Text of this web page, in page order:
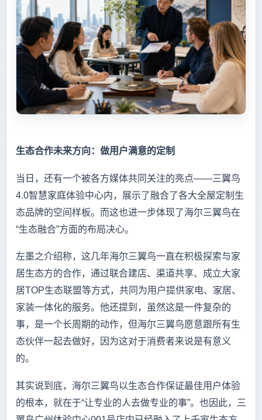
生态合作未来方向：做用户满意的定制
当日，还有一个被各方媒体共同关注的亮点——三翼鸟
4.0智慧家庭体验中心内，展示了融合了各大全屋定制生
态品牌的空间样板。而这也进一步体现了海尔三翼鸟在
“生态融合”方面的布局决心。
左墨之介绍称，这几年海尔三翼鸟一直在积极探索与家
居生态方的合作，通过联合建店、渠道共享、成立大家
居TOP生态联盟等方式，共同为用户提供家电、家居、
家装一体化的服务。他还提到，虽然这是一件复杂的
事，是一个长周期的动作，但海尔三翼鸟愿意跟所有生
态伙伴一起去做好，因为这对于消费者来说是有意义
的。
其实说到底，海尔三翼鸟以生态合作保证最佳用户体验
的根本，就在于“让专业的人去做专业的事”。也因此，三